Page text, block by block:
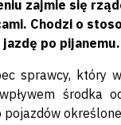
zajmie się
Chodzi o
po pijanemu.
sprawcy, który
środka